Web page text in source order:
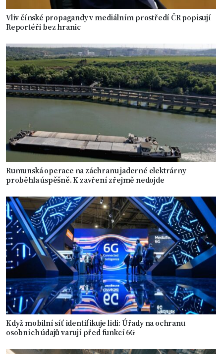
Vliv čínské propagandy v mediálním prostředí ČR popisují
Reportéři bez hranic
Rumunská operace na záchranu jaderné elektrárny
proběhla úspěšně. K zavření zřejmě nedojde
Když mobilní síť identifikuje lidi: Úřady na ochranu
osobních údajů varují před funkcí 6G